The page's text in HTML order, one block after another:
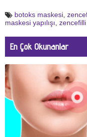
botoks maskesi,
maskesi yapılışı,
En Çok Okunanlar